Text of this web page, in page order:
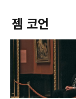
젬 코언